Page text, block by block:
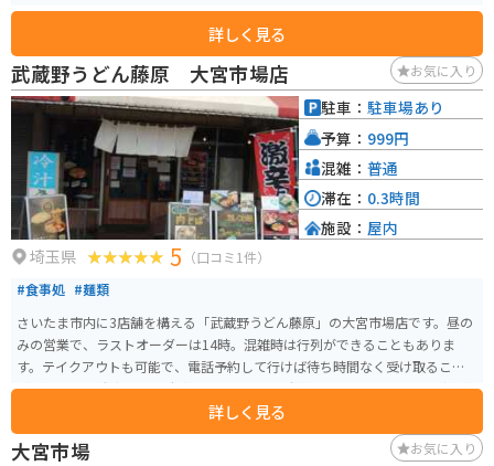
詳しく見る
武蔵野うどん藤原 大宮市場店 お気に入り
埼玉県 5 （口コミ1件）
#食事処 #麺類
さいたま市内に3店舗を構える「武蔵野うどん藤原」の大宮市場店です。昼の
みの営業で、ラストオーダーは14時。混雑時は行列ができることもありま
す。テイクアウトも可能で、電話予約して行けば待ち時間なく受け取ること
が可能です。 大宮市場の駐車場わきにあり、駐車スペースにはかなり余裕が
あります。旨辛肉汁うどんが一番人気ですが、他にも季節限定メニューなど
ラインアップは豊富で、うどんだけでなく蕎麦も提供しています。
詳しく見る
駐車： 駐車場あり
予算： 999円
混雑： 普通
滞在： 0.3時間
施設： 屋内
大宮市場 お気に入り